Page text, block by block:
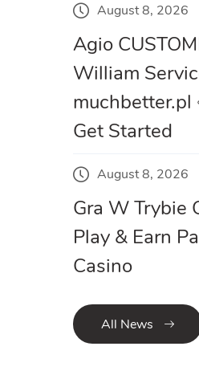
August 8, 2026
Agio
William
muchbetter.pl
Get Started
August 8, 2026
Gra W Trybie
Play & Earn
Casino
All News